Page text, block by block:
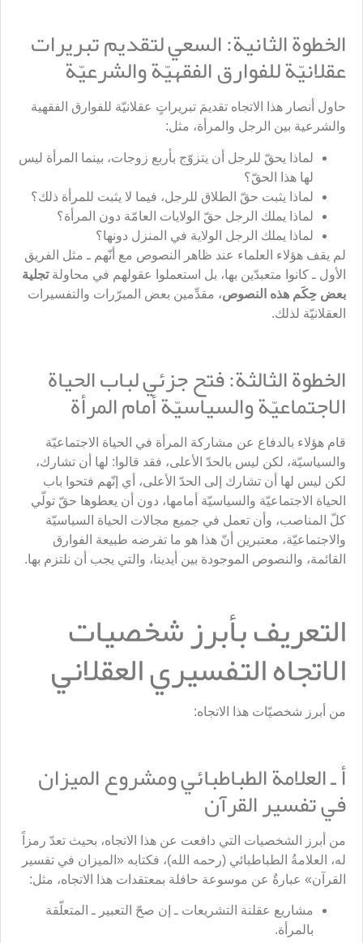
الخطوة الثانية: السعي لتقديم تبريرات
عقلانيّة للفوارق الفقهيّة والشرعيّة
حاول أنصار هذا الاتجاه تقديمَ تبريراتٍ عقلانيّة للفوارق الفقهية
والشرعية بين الرجل والمرأة، مثل:
لماذا يحقّ للرجل أن يتزوّج بأربع زوجات، بينما المرأة ليس
لها هذا الحقّ؟
لماذا يثبت حقّ الطلاق للرجل، فيما لا يثبت للمرأة ذلك؟
لماذا يملك الرجل حقّ الولايات العامّة دون المرأة؟
لماذا يملك الرجل الولاية في المنزل دونها؟
لم يقف هؤلاء العلماء عند ظاهر النصوص مع أنّهم ـ مثل الفريق
الأول ـ كانوا متعبدّين بها، بل استعملوا عقولهم في محاولةتجلية
بعض حِكَم هذه النصوص، مقدِّمين بعض المبرّرات والتفسيرات
العقلانيّة لذلك.
الخطوة الثالثة: فتح جزئي لباب الحياة
الاجتماعيّة والسياسيّة أمام المرأة
قام هؤلاء بالدفاع عن مشاركة المرأة في الحياة الاجتماعيّة
والسياسيّة، لكن ليس بالحدّ الأعلى، فقد قالوا: لها أن تشارك،
لكن ليس لها أن تشارك إلى الحدّ الأعلى، أي إنّهم فتحوا باب
الحياة الاجتماعيّة والسياسيّة أمامها، دون أن يعطوها حقّ تولّي
كلّ المناصب، وأن تعمل في جميع مجالات الحياة السياسيّة
والاجتماعيّة، معتبرين أنّ هذا هو ما تفرضه طبيعة الفوارق
القائمة، والنصوص الموجودة بين أيدينا، والتي يجب أن نلتزم بها.
التعريف بأبرز شخصيات
الاتجاه التفسيري العقلاني
من أبرز شخصيّات هذا الاتجاه:
أ ـ العلامة الطباطبائي ومشروع الميزان
في تفسير القرآن
من أبرز الشخصيات التي دافعت عن هذا الاتجاه، بحيث تعدّ رمزاً
له، العلامةُ الطباطبائي (رحمه الله)، فكتابه «الميزان في تفسير
القرآن» عبارةٌ عن موسوعة حافلة بمعتقدات هذا الاتجاه، مثل:
مشاريع عقلنة التشريعات ـ إن صحّ التعبير ـ المتعلّقة
بالمرأة.